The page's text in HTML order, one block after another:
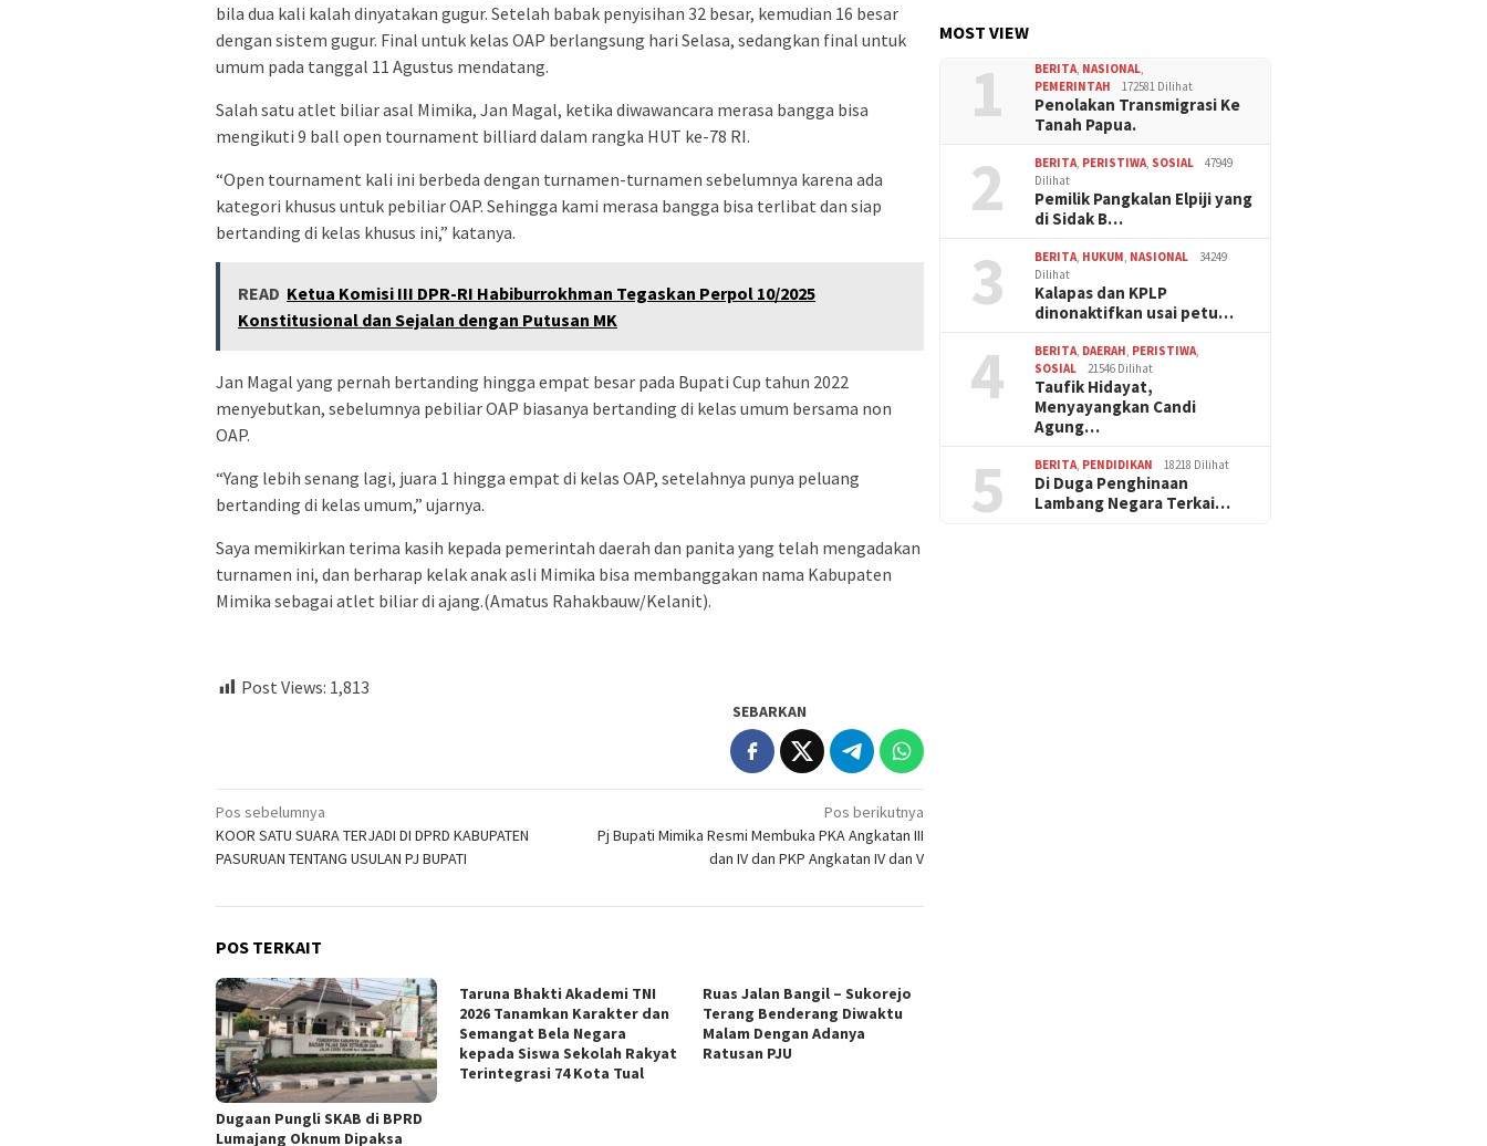
bila dua kali kalah dinyatakan gugur. Setelah babak penyisihan 32 besar, kemudian 16 besar
dengan sistem gugur. Final untuk kelas OAP berlangsung hari Selasa, sedangkan final untuk
umum pada tanggal 11 Agustus mendatang.
Salah satu atlet biliar asal Mimika, Jan Magal, ketika diwawancara merasa bangga bisa
mengikuti 9 ball open tournament billiard dalam rangka HUT ke-78 RI.
“Open tournament kali ini berbeda dengan turnamen-turnamen sebelumnya karena ada
kategori khusus untuk pebiliar OAP. Sehingga kami merasa bangga bisa terlibat dan siap
bertanding di kelas khusus ini,” katanya.
READ Ketua Komisi III DPR-RI Habiburrokhman Tegaskan Perpol 10/2025
Konstitusional dan Sejalan dengan Putusan MK
Jan Magal yang pernah bertanding hingga empat besar pada Bupati Cup tahun 2022
menyebutkan, sebelumnya pebiliar OAP biasanya bertanding di kelas umum bersama non
OAP.
“Yang lebih senang lagi, juara 1 hingga empat di kelas OAP, setelahnya punya peluang
bertanding di kelas umum,” ujarnya.
Saya memikirkan terima kasih kepada pemerintah daerah dan panita yang telah mengadakan
turnamen ini, dan berharap kelak anak asli Mimika bisa membanggakan nama Kabupaten
Mimika sebagai atlet biliar di ajang.(Amatus Rahakbauw/Kelanit).
Post Views: 1,813
SEBARKAN
Navigasi
pos
Pos sebelumnya
KOOR SATU SUARA TERJADI DI DPRD KABUPATEN
PASURUAN TENTANG USULAN PJ BUPATI
Pos berikutnya
Pj Bupati Mimika Resmi Membuka PKA Angkatan III
dan IV dan PKP Angkatan IV dan V
POS TERKAIT
Dugaan Pungli SKAB di BPRD
Lumajang Oknum Dipaksa
Taruna Bhakti Akademi TNI
2026 Tanamkan Karakter dan
Semangat Bela Negara
kepada Siswa Sekolah Rakyat
Terintegrasi 74 Kota Tual
Ruas Jalan Bangil – Sukorejo
Terang Benderang Diwaktu
Malam Dengan Adanya
Ratusan PJU
MOST VIEW
1 BERITA, NASIONAL,
PEMERINTAH
172581 Dilihat
Penolakan Transmigrasi Ke
Tanah Papua.
2 BERITA, PERISTIWA, SOSIAL
47949
Dilihat
Pemilik Pangkalan Elpiji yang
di Sidak B…
3 BERITA, HUKUM, NASIONAL
34249
Dilihat
Kalapas dan KPLP
dinonaktifkan usai petu…
4 BERITA, DAERAH, PERISTIWA,
SOSIAL
21546 Dilihat
Taufik Hidayat,
Menyayangkan Candi
Agung…
5 BERITA, PENDIDIKAN 18218 Dilihat
Di Duga Penghinaan
Lambang Negara Terkai…